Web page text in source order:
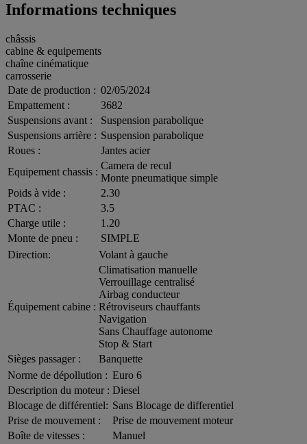
Informations techniques
châssis
cabine & equipements
chaîne cinématique
carrosserie
Date de production : 02/05/2024
Empattement :
3682
Suspensions avant :
Suspension parabolique
Suspensions arrière : Suspension parabolique
Roues :
Jantes acier
Equipement chassis :
Camera de recul
Monte pneumatique simple
Poids à vide :
2.30
PTAC :
3.5
Charge utile :
1.20
Monte de pneu :
SIMPLE
Direction:
Volant à gauche
Équipement cabine :
Climatisation manuelle
Verrouillage centralisé
Airbag conducteur
Rétroviseurs chauffants
Navigation
Sans Chauffage autonome
Stop & Start
Sièges passager :
Banquette
Norme de dépollution : Euro 6
Description du moteur : Diesel
Blocage de différentiel: Sans Blocage de differentiel
Prise de mouvement :
Prise de mouvement moteur
Boîte de vitesses :
Manuel